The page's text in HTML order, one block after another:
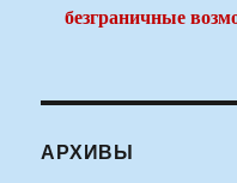
безграничные
АРХИВЫ